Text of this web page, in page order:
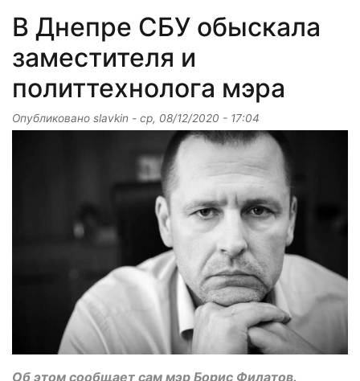
В Днепре СБУ обыскала
заместителя и
политтехнолога мэра
Опубликовано slavkin - ср, 08/12/2020 - 17:04
Об этом сообщает сам мэр Борис Филатов.